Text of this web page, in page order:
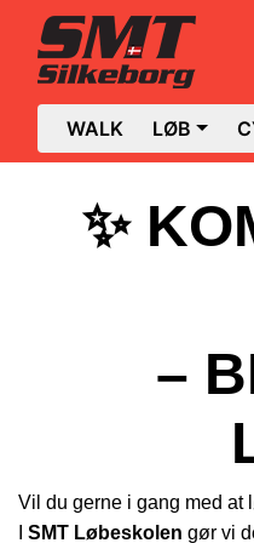
WALK LØB
✨
–
Vil du gerne i gang med at
SMT Løbeskolen gør vi